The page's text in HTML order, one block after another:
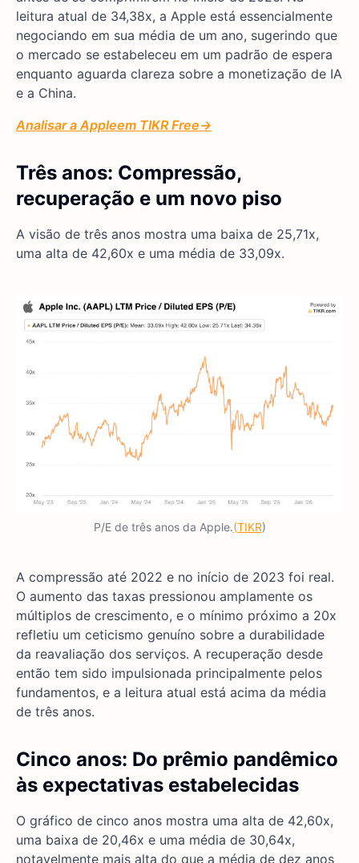
leitura atual de 34,38x, a Apple está essencialmente
negociando em sua média de um ano, sugerindo que
o mercado se estabeleceu em um padrão de espera
enquanto aguarda clareza sobre a monetização de IA
e a China.
Analisar a Appleem TIKR Free→
Três anos: Compressão,
recuperação e um novo piso
A visão de três anos mostra uma baixa de 25,71x,
uma alta de 42,60x e uma média de 33,09x.
P/E de três anos da Apple.(TIKR)
A compressão até 2022 e no início de 2023 foi real.
O aumento das taxas pressionou amplamente os
múltiplos de crescimento, e o mínimo próximo a 20x
refletiu um ceticismo genuíno sobre a durabilidade
da reavaliação dos serviços. A recuperação desde
então tem sido impulsionada principalmente pelos
fundamentos, e a leitura atual está acima da média
de três anos.
Cinco anos: Do prêmio pandêmico
às expectativas estabelecidas
O gráfico de cinco anos mostra uma alta de 42,60x,
uma baixa de 20,46x e uma média de 30,64x,
notavelmente mais alta do que a média de dez anos